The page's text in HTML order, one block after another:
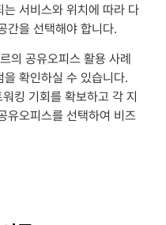
서비스와 위치에 따라 다
간을 선택해야 합니다.
의 공유오피스 활용 사례
확인하실 수 있습니다.
킹 기회를 확보하고 각 지
유오피스를 선택하여 비즈